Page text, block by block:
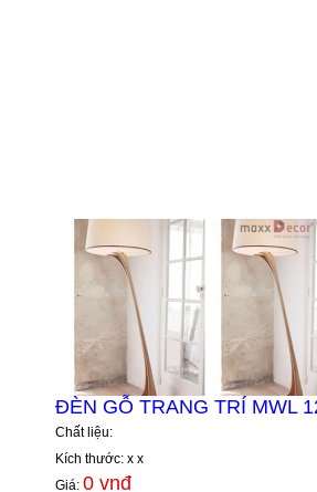
ĐÈN GỖ TRANG TRÍ MWL
Chất liệu:
Kích thước: x x
Giá: 0 vnđ